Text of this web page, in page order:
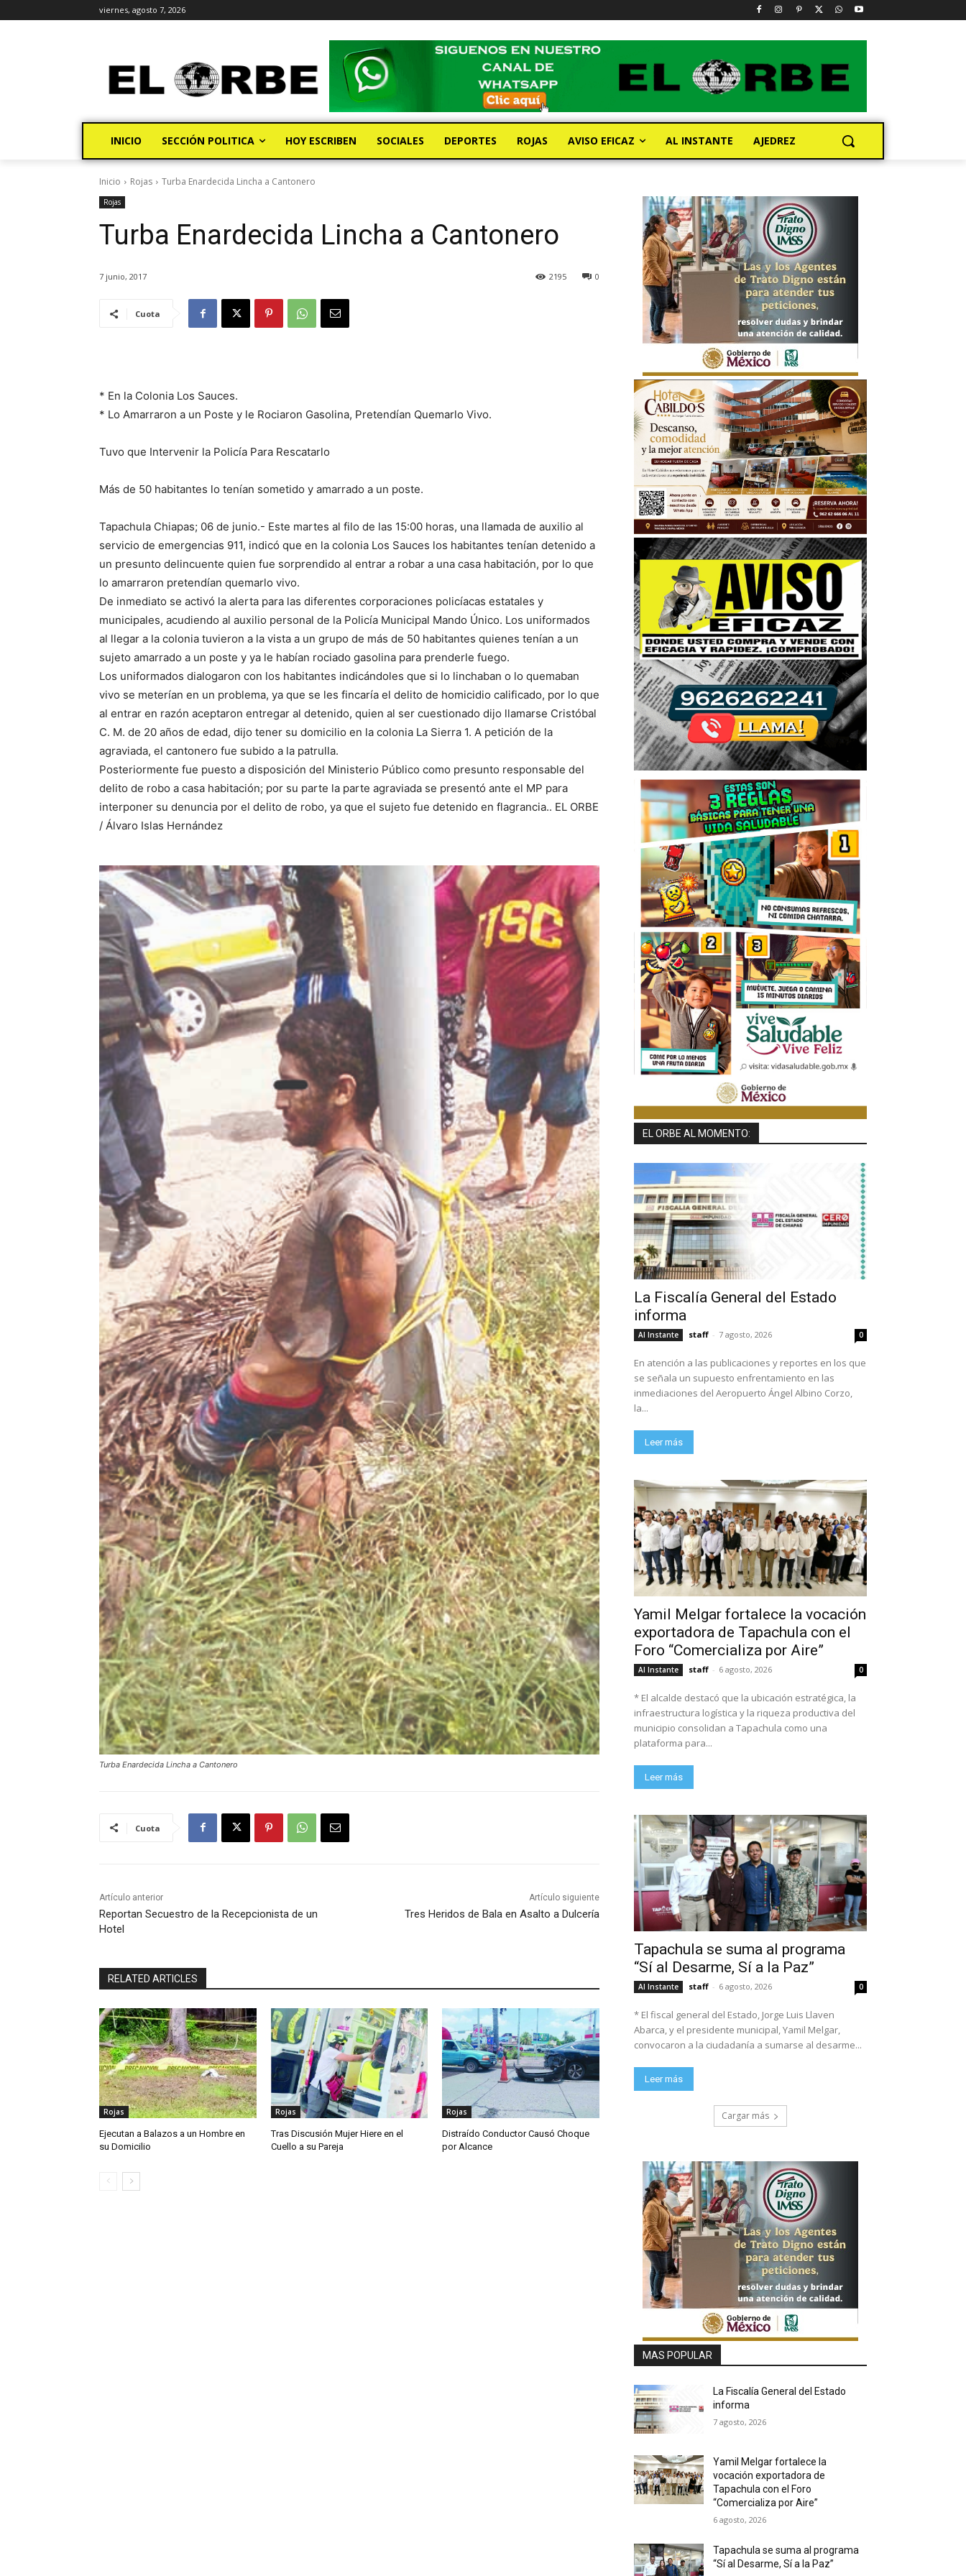
viernes, agosto 7, 2026
INICIO SECCIÓN POLITICA HOY ESCRIBEN SOCIALES DEPORTES ROJAS AVISO EFICAZ AL INSTANTE AJEDREZ
Inicio Rojas Turba Enardecida Lincha a Cantonero
Rojas
Turba Enardecida Lincha a Cantonero
7 junio, 2017 0
2195
Cuota
* En la Colonia Los Sauces.
* Lo Amarraron a un Poste y le Rociaron Gasolina, Pretendían Quemarlo Vivo.
Tuvo que Intervenir la Policía Para Rescatarlo
Más de 50 habitantes lo tenían sometido y amarrado a un poste.
Tapachula Chiapas; 06 de junio.- Este martes al filo de las 15:00 horas, una llamada de auxilio al
servicio de emergencias 911, indicó que en la colonia Los Sauces los habitantes tenían detenido a
un presunto delincuente quien fue sorprendido al entrar a robar a una casa habitación, por lo que
lo amarraron pretendían quemarlo vivo.
De inmediato se activó la alerta para las diferentes corporaciones policíacas estatales y
municipales, acudiendo al auxilio personal de la Policía Municipal Mando Único. Los uniformados
al llegar a la colonia tuvieron a la vista a un grupo de más de 50 habitantes quienes tenían a un
sujeto amarrado a un poste y ya le habían rociado gasolina para prenderle fuego.
Los uniformados dialogaron con los habitantes indicándoles que si lo linchaban o lo quemaban
vivo se meterían en un problema, ya que se les fincaría el delito de homicidio calificado, por lo que
al entrar en razón aceptaron entregar al detenido, quien al ser cuestionado dijo llamarse Cristóbal
C. M. de 20 años de edad, dijo tener su domicilio en la colonia La Sierra 1. A petición de la
agraviada, el cantonero fue subido a la patrulla.
Posteriormente fue puesto a disposición del Ministerio Público como presunto responsable del
delito de robo a casa habitación; por su parte la parte agraviada se presentó ante el MP para
interponer su denuncia por el delito de robo, ya que el sujeto fue detenido en flagrancia.. EL ORBE
/ Álvaro Islas Hernández
Turba Enardecida Lincha a Cantonero
Cuota
Artículo anterior
Reportan Secuestro de la Recepcionista de un
Hotel
Artículo siguiente
Tres Heridos de Bala en Asalto a Dulcería
RELATED ARTICLES
Rojas
Ejecutan a Balazos a un Hombre en
su Domicilio
Rojas
Tras Discusión Mujer Hiere en el
Cuello a su Pareja
Rojas
Distraído Conductor Causó Choque
por Alcance
EL ORBE AL MOMENTO:
La Fiscalía General del Estado
informa
Al Instante staff - 7 agosto, 2026 0
En atención a las publicaciones y reportes en los que
se señala un supuesto enfrentamiento en las
inmediaciones del Aeropuerto Ángel Albino Corzo,
la...
Leer más
Yamil Melgar fortalece la vocación
exportadora de Tapachula con el
Foro “Comercializa por Aire”
Al Instante staff - 6 agosto, 2026 0
* El alcalde destacó que la ubicación estratégica, la
infraestructura logística y la riqueza productiva del
municipio consolidan a Tapachula como una
plataforma para...
Leer más
Tapachula se suma al programa
“Sí al Desarme, Sí a la Paz”
Al Instante staff - 6 agosto, 2026 0
* El fiscal general del Estado, Jorge Luis Llaven
Abarca, y el presidente municipal, Yamil Melgar,
convocaron a la ciudadanía a sumarse al desarme...
Leer más
Cargar más
MAS POPULAR
La Fiscalía General del Estado
informa
7 agosto, 2026
Yamil Melgar fortalece la
vocación exportadora de
Tapachula con el Foro
“Comercializa por Aire”
6 agosto, 2026
Tapachula se suma al programa
“Sí al Desarme, Sí a la Paz”